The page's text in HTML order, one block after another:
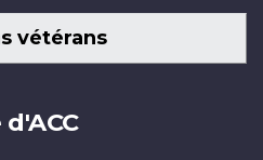
vétérans